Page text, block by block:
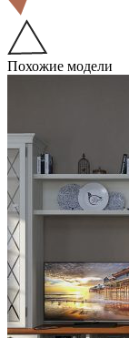
Похожие модели